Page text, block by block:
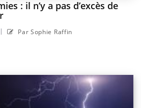
: il n’y a pas d’excès de
| Par Sophie Raffin